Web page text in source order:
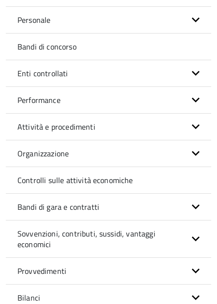
Personale
Bandi di concorso
Enti controllati
Performance
Attività e procedimenti
Organizzazione
Controlli sulle attività economiche
Bandi di gara e contratti
Sovvenzioni, contributi, sussidi, vantaggi
economici
Provvedimenti
Bilanci